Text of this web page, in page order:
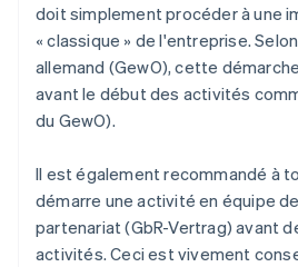
doit simplement procéder à une
« classique » de l'entreprise.
allemand (GewO), cette
avant le début des activités
du GewO).
Il est également recommandé à
démarre une activité en équipe
partenariat (GbR-Vertrag) avant
activités. Ceci est vivement